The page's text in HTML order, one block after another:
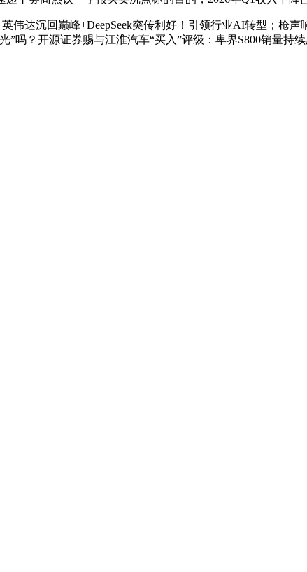
达沉回巅峰+DeepSeek突传利好！引领行业AI转型；枪
吗？开源证券赐与江淮汽车“买入”评级：卑界S800销量持续